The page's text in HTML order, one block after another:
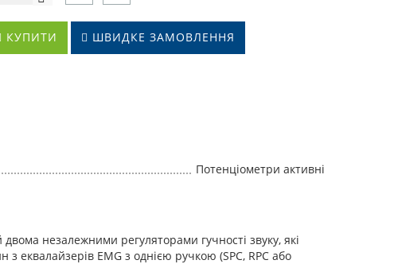
КУПИТИ ШВИДКЕ ЗАМОВЛЕННЯ
Потенціометри активні
незалежними регуляторами гучності звуку, які
еквалайзерів EMG з однією ручкою (SPC, RPC або